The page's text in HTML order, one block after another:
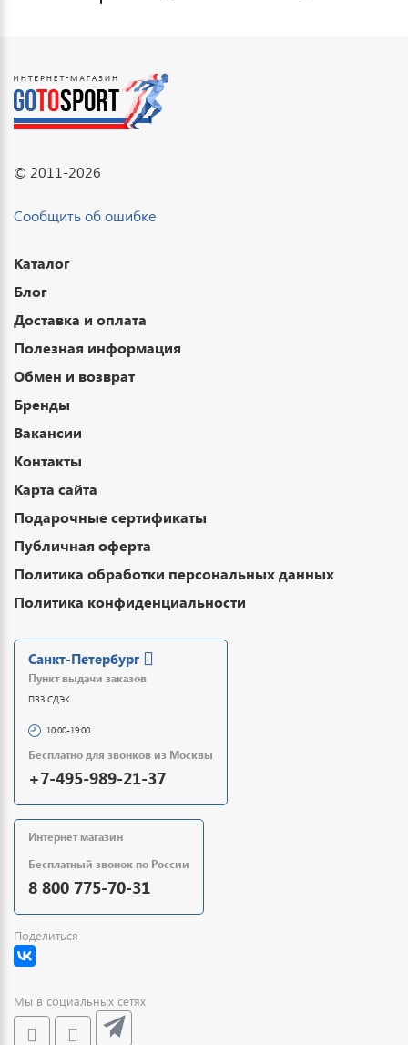
© 2011-2026
Сообщить об ошибке
Каталог
Блог
Доставка и оплата
Полезная информация
Обмен и возврат
Бренды
Вакансии
Контакты
Карта сайта
Подарочные сертификаты
Публичная оферта
Политика обработки персональных данных
Политика конфиденциальности
Санкт-Петербург
Пункт выдачи заказов
ПВЗ СДЭК
10:00-19:00
Бесплатно для звонков из Москвы
+7-495-989-21-37
Интернет магазин
Бесплатный звонок по России
8 800 775-70-31
Поделиться
Мы в социальных сетях